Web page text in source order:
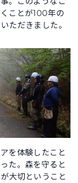
ことが100年の
ただきました。
を体験したこと
た。森を守ると
大切ということ